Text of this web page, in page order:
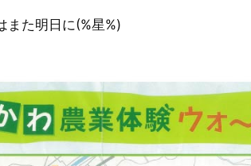
また明日に(%星%)